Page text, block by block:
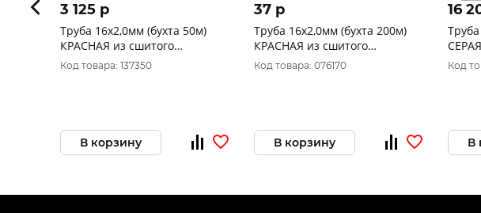
3 125 p
Труба 16х2,0мм (бухта 50м)
КРАСНАЯ из сшитого
полиэтилена Pex-a/EVOH Royal
Thermo
Код товара: 137350
В корзину
37 p
Труба 16х2,0мм (бухта 200м)
КРАСНАЯ из сшитого
полиэтилена PE-RT Valfex для
тёплых полов
Код товара: 076170
В корзину
16
Код
В